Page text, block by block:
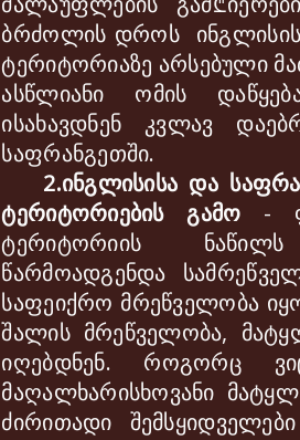
ბრძოლის დროს ინგლისის
ტერიტორიაზე არსებული
ასწლიანი ომის
ისახავდნენ კვლავ
საფრანგეთში.
2.ინგლისისა და
ტერიტორიების გამო -
ტერიტორიის
წარმოადგენდა
საფეიქრო მრეწველობა
შალის მრეწველობა,
იღებდნენ. როგორც
მაღალხარისხოვანი
ძირითადი